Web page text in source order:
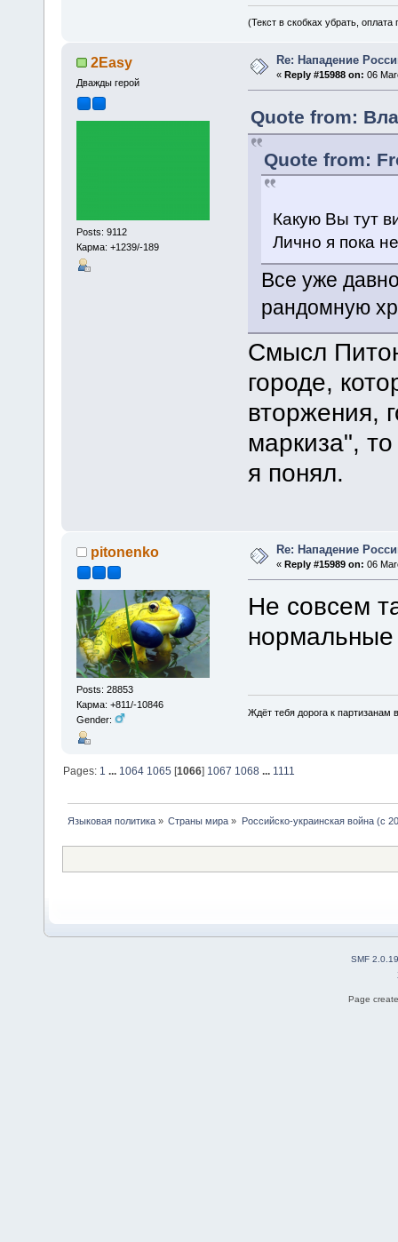
(Текст в скобках убрать,
2Easy
Дважды герой
Posts: 9112
Карма: +1239/-189
Re: Нападение
«Reply #15988 on: 06
Quote from:
Quote from:
Какую Вы тут
Лично я пока
Все уже
рандомную
Смысл
городе,
вторжения,
маркиза",
я понял.
pitonenko
Posts: 28853
Карма: +811/-10846
Gender:
Re: Нападение
«Reply #15989 on: 06
Не совсем
нормальные
Ждёт тебя дорога к партизанам
Pages: 1 ... 1064 1065 [1066] 1067 1068 ... 1111
Языковая политика» Страны мира » Российско-украинская война (с
SMF 2.0.19
Page